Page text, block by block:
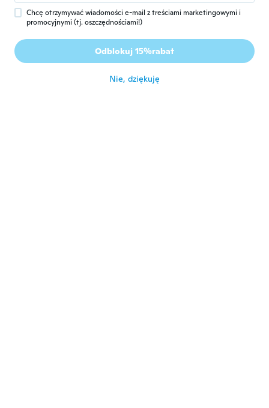
Modesto
Rok dołączenia 2016 · 77 opinie · 40 przesłane
około 7 roku temu
Chcę otrzymywać wiadomości e-mail z treściami marketingowymi i
promocyjnymi (tj. oszczędnościami!)
Odblokuj 15%rabat
Nie, dziękuję